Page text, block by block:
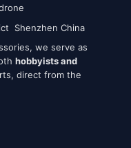
Shenzhen China
we serve as
hobbyists and
direct from the